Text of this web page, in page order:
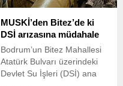
MUSKİ’den Bitez’de ki
DSİ arızasına müdahale
Bodrum’un Bitez Mahallesi
Atatürk Bulvarı üzerindeki
Devlet Su İşleri (DSİ) ana